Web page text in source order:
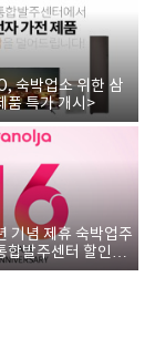
숙박업소 위한 삼
품 특가 개시>
기념 제휴 숙박업주
합발주센터 할인쿠